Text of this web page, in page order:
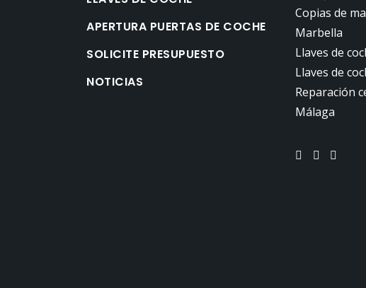
APERTURA PUERTAS DE COCHE
SOLICITE PRESUPUESTO
NOTICIAS
Copias de
Marbella
Llaves de
Llaves de
Reparación
Málaga